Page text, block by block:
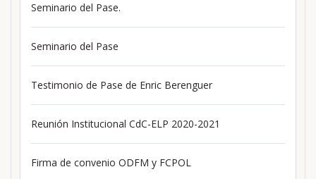
Seminario del Pase.
Seminario del Pase
Testimonio de Pase de Enric Berenguer
Reunión Institucional CdC-ELP 2020-2021
Firma de convenio ODFM y FCPOL